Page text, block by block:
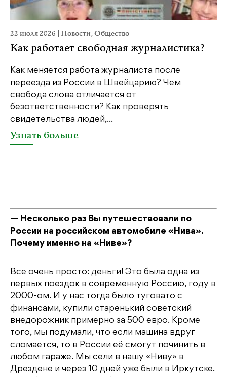
22 июля 2026 Новости,Общество
Как работает свободная журналистика?
Как меняется работа журналиста после
переезда из России в Швейцарию? Чем
свобода слова отличается от
безответственности? Как проверять
свидетельства людей,...
Узнать больше
— Несколько раз Вы путешествовали по
России на российском автомобиле «Нива».
Почему именно на «Ниве»?
Все очень просто: деньги! Это была одна из
первых поездок в современную Россию, году в
2000-ом. И у нас тогда было туговато с
финансами, купили старенький советский
внедорожник примерно за 500 евро. Кроме
того, мы подумали, что если машина вдруг
сломается, то в России её смогут починить в
любом гараже. Мы сели в нашу «Ниву» в
Дрездене и через 10 дней уже были в Иркутске.